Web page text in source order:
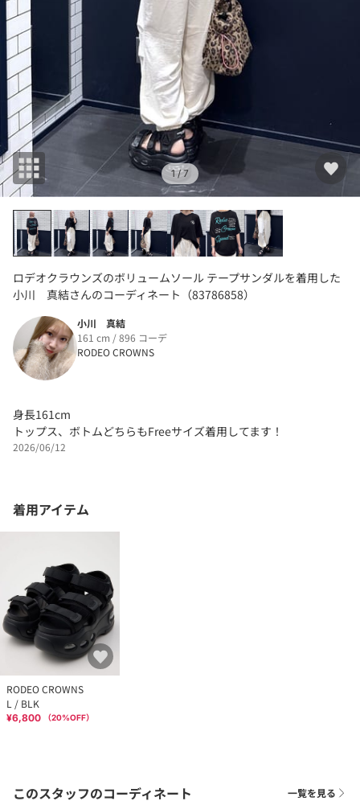
1/ 7
ロデオクラウンズのボリュームソール テープサンダルを着用した
小川 真結さんのコーディネート（83786858）
小川 真結
161 cm / 896 コーデ
RODEO CROWNS
身長161cm
トップス、ボトムどちらもFreeサイズ着用してます！
2026/06/12
着用アイテム
RODEO CROWNS
L / BLK
¥6,800 （20%OFF）
このスタッフのコーディネート 一覧を見る